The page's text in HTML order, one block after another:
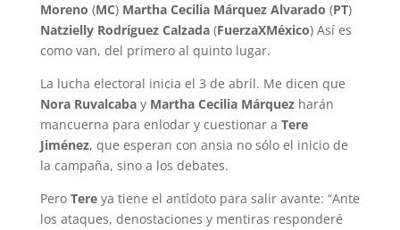
Moreno (MC) Martha Cecilia Márquez Alvarado (PT)
Natzielly Rodríguez Calzada (FuerzaXMéxico) Así es
como van, del primero al quinto lugar.
La lucha electoral inicia el 3 de abril. Me dicen que
Nora Ruvalcaba y Martha Cecilia Márquez harán
mancuerna para enlodar y cuestionar a Tere
Jiménez, que esperan con ansia no sólo el inicio de
la campaña, sino a los debates.
Pero Tere ya tiene el antídoto para salir avante: “Ante
los ataques, denostaciones y mentiras responderé